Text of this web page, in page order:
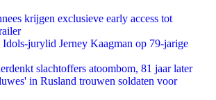
krijgen exclusieve early access tot
Idols-jurylid Jerney Kaagman op 79-jarige
slachtoffers atoombom, 81 jaar later
in Rusland trouwen soldaten voor